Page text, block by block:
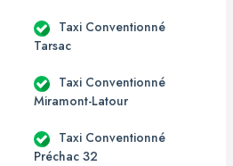
Taxi Conventionné
Tarsac
Taxi Conventionné
Miramont-Latour
Taxi Conventionné
Préchac 32